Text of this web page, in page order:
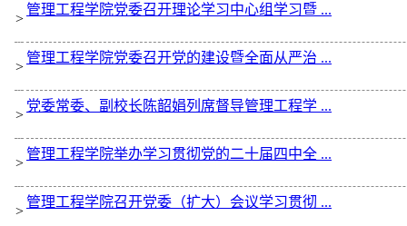
>
管理工程学院党委召开理论学习中心组学习暨 ...
>
管理工程学院党委召开党的建设暨全面从严治 ...
>
党委常委、副校长陈韶娟列席督导管理工程学 ...
>
管理工程学院举办学习贯彻党的二十届四中全 ...
>
管理工程学院召开党委（扩大）会议学习贯彻 ...